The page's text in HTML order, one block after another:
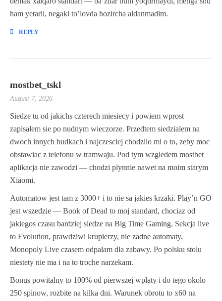
ham yetarli, negaki to’lovda hozircha aldanmadim.
REPLY
mostbet_tskl
August 7, 2026
Siedze tu od jakichs czterech miesiecy i powiem wprost
zapisalem sie po nudnym wieczorze. Przedtem siedzialem na
dwoch innych budkach i najczesciej chodzilo mi o to, zeby moc
obstawiac z telefonu w tramwaju. Pod tym wzgledem mostbet
aplikacja nie zawodzi — chodzi plynnie nawet na moim starym
Xiaomi.
Automatow jest tam z 3000+ i to nie sa jakies krzaki. Play’n GO
jest wszedzie — Book of Dead to moj standard, chociaz od
jakiegos czasu bardziej siedze na Big Time Gaming. Sekcja live
to Evolution, prawdziwi krupierzy, nie zadne automaty,
Monopoly Live czasem odpalam dla zabawy. Po polsku stolu
niestety nie ma i na to troche narzekam.
Bonus powitalny to 100% od pierwszej wplaty i do tego okolo
250 spinow, rozbite na kilka dni. Warunek obrotu to x60 na